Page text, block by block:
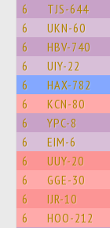
6 TJS-644
6 UKN-60
6 HBV-740
6 UIY-22
6 HAX-782
6 KCN-80
6 YPC-8
6 EIM-6
6 UUY-20
6 GGE-30
6 IJR-10
6 HOO-212